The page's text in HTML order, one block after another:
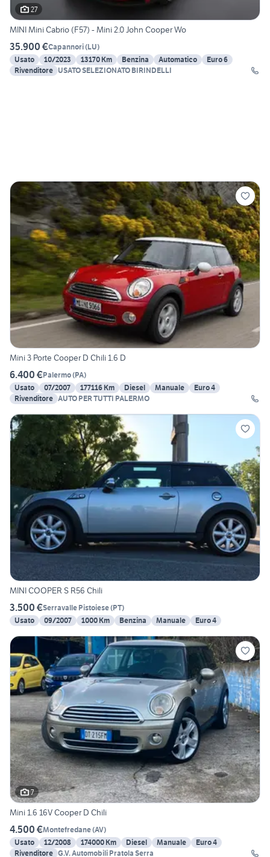
27
MINI Mini Cabrio (F57) - Mini 2.0 John Cooper Wo
35.900 €Capannori(LU)
Usato
10/2023 13170 Km Benzina Automatico
Euro 6
Rivenditore USATO SELEZIONATO BIRINDELLI
Mini 3 Porte Cooper D Chili 1.6 D
6.400 €Palermo(PA)
Usato
07/2007 177116 Km Diesel Manuale
Euro 4
Rivenditore AUTO PER TUTTI PALERMO
MINI COOPER S R56 Chili
3.500 €Serravalle Pistoiese(PT)
Usato
09/2007 1000 Km Benzina Manuale Euro 4
7
Mini 1.6 16V Cooper D Chili
4.500 €Montefredane(AV)
Usato
12/2008 174000 Km Diesel Manuale
Euro 4
Rivenditore G.V. Automobili Pratola Serra